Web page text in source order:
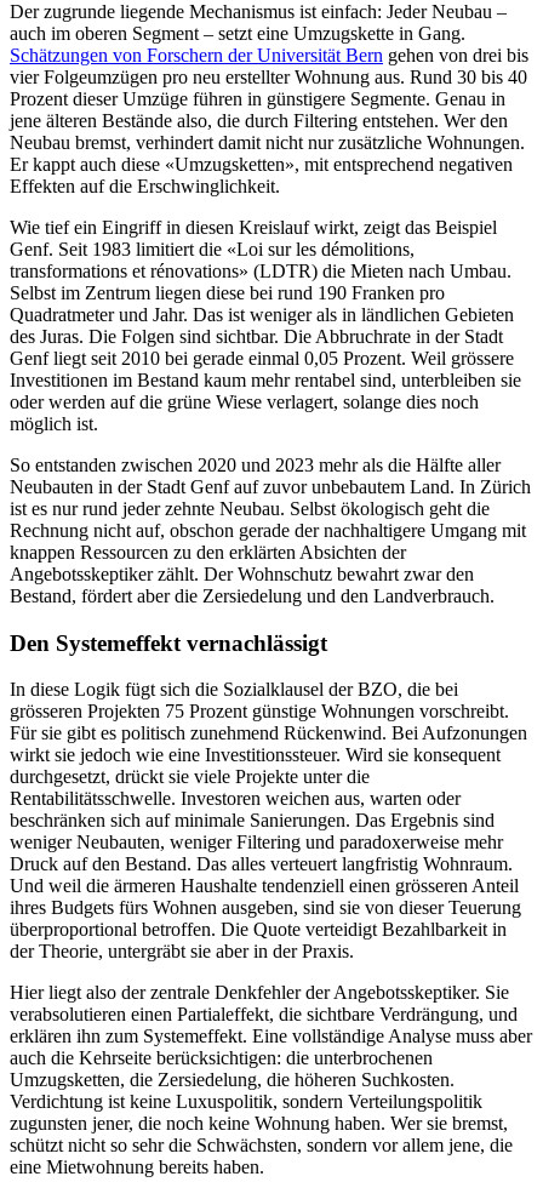
Der zugrunde liegende Mechanismus ist einfach: Jeder Neubau –
auch im oberen Segment – setzt eine Umzugskette in Gang.
Schätzungen von Forschern der Universität Bern gehen von drei bis
vier Folgeumzügen pro neu erstellter Wohnung aus. Rund 30 bis 40
Prozent dieser Umzüge führen in günstigere Segmente. Genau in
jene älteren Bestände also, die durch Filtering entstehen. Wer den
Neubau bremst, verhindert damit nicht nur zusätzliche Wohnungen.
Er kappt auch diese «Umzugsketten», mit entsprechend negativen
Effekten auf die Erschwinglichkeit.
Wie tief ein Eingriff in diesen Kreislauf wirkt, zeigt das Beispiel
Genf. Seit 1983 limitiert die «Loi sur les démolitions,
transformations et rénovations» (LDTR) die Mieten nach Umbau.
Selbst im Zentrum liegen diese bei rund 190 Franken pro
Quadratmeter und Jahr. Das ist weniger als in ländlichen Gebieten
des Juras. Die Folgen sind sichtbar. Die Abbruchrate in der Stadt
Genf liegt seit 2010 bei gerade einmal 0,05 Prozent. Weil grössere
Investitionen im Bestand kaum mehr rentabel sind, unterbleiben sie
oder werden auf die grüne Wiese verlagert, solange dies noch
möglich ist.
So entstanden zwischen 2020 und 2023 mehr als die Hälfte aller
Neubauten in der Stadt Genf auf zuvor unbebautem Land. In Zürich
ist es nur rund jeder zehnte Neubau. Selbst ökologisch geht die
Rechnung nicht auf, obschon gerade der nachhaltigere Umgang mit
knappen Ressourcen zu den erklärten Absichten der
Angebotsskeptiker zählt. Der Wohnschutz bewahrt zwar den
Bestand, fördert aber die Zersiedelung und den Landverbrauch.
Den Systemeffekt vernachlässigt
In diese Logik fügt sich die Sozialklausel der BZO, die bei
grösseren Projekten 75 Prozent günstige Wohnungen vorschreibt.
Für sie gibt es politisch zunehmend Rückenwind. Bei Aufzonungen
wirkt sie jedoch wie eine Investitionssteuer. Wird sie konsequent
durchgesetzt, drückt sie viele Projekte unter die
Rentabilitätsschwelle. Investoren weichen aus, warten oder
beschränken sich auf minimale Sanierungen. Das Ergebnis sind
weniger Neubauten, weniger Filtering und paradoxerweise mehr
Druck auf den Bestand. Das alles verteuert langfristig Wohnraum.
Und weil die ärmeren Haushalte tendenziell einen grösseren Anteil
ihres Budgets fürs Wohnen ausgeben, sind sie von dieser Teuerung
überproportional betroffen. Die Quote verteidigt Bezahlbarkeit in
der Theorie, untergräbt sie aber in der Praxis.
Hier liegt also der zentrale Denkfehler der Angebotsskeptiker. Sie
verabsolutieren einen Partialeffekt, die sichtbare Verdrängung, und
erklären ihn zum Systemeffekt. Eine vollständige Analyse muss aber
auch die Kehrseite berücksichtigen: die unterbrochenen
Umzugsketten, die Zersiedelung, die höheren Suchkosten.
Verdichtung ist keine Luxuspolitik, sondern Verteilungspolitik
zugunsten jener, die noch keine Wohnung haben. Wer sie bremst,
schützt nicht so sehr die Schwächsten, sondern vor allem jene, die
eine Mietwohnung bereits haben.